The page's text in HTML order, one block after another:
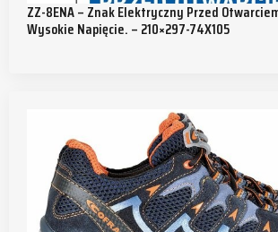
ZZ-8ENA – Znak Elektryczny Przed
Wysokie Napięcie. – 210×297-74X105